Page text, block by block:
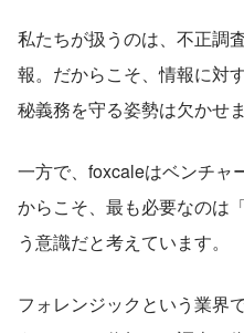
私たちが扱うのは、不正調
報。だからこそ、情報に対
秘義務を守る姿勢は欠かせま
一方で、foxcaleはベンチャ
からこそ、最も必要なのは
う意識だと考えています。
フォレンジックという業界